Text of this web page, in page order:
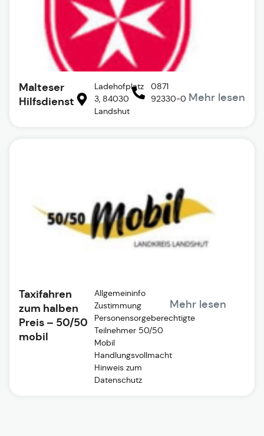
Malteser
Hilfsdienst
Ladehofplatz
3, 84030
Landshut
0871
92330-0 Mehr lesen
Taxifahren
zum halben
Preis – 50/50
mobil
Allgemeininfo
Zustimmung
Personensorgeberechtigte
Teilnehmer 50/50
Mobil
Handlungsvollmacht
Hinweis zum
Datenschutz
Mehr lesen